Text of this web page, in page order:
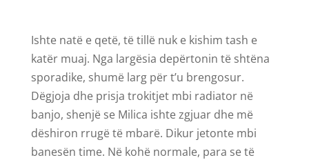
Ishte natë e qetë, të tillë nuk e kishim tash e
katër muaj. Nga largësia depërtonin të shtëna
sporadike, shumë larg për t’u brengosur.
Dëgjoja dhe prisja trokitjet mbi radiator në
banjo, shenjë se Milica ishte zgjuar dhe më
dëshiron rrugë të mbarë. Dikur jetonte mbi
banesën time. Në kohë normale, para se të